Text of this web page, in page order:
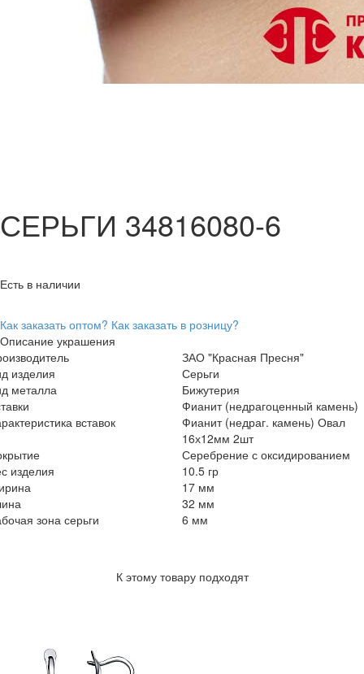
СЕРЬГИ 34816080-6
Есть в наличии
Как заказать оптом? Как заказать в розницу?
Описание украшения
ЗАО "Красная Пресня"
изделия
Серьги
металла
Бижутерия
Фианит (недрагоценный камень)
вставок
Фианит (недраг. камень) Овал
16х12мм 2шт
Серебрение с оксидированием
изделия
10.5 гр
17 мм
32 мм
зона серьги
6 мм
К этому товару подходят